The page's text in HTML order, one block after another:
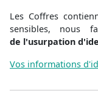
Les Coffres
sensibles,
de l'usurpation
Vos informations